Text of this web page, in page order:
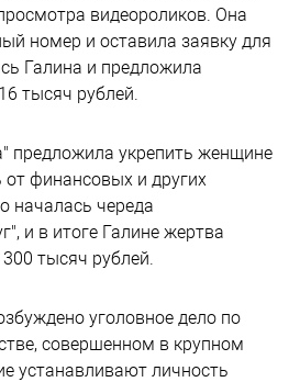
видеороликов. Она
номер и оставила заявку для
Галина и предложила
тысяч рублей.
предложила укрепить женщине
от финансовых и других
началась череда
и в итоге Галине жертва
тысяч рублей.
уголовное дело по
совершенном в крупном
устанавливают личность